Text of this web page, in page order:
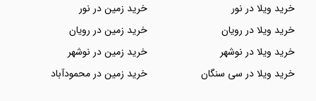
خرید ویلا در نور
خرید ویلا در رویان
خرید ویلا در نوشهر
خرید ویلا در سی سنگان
خرید زمین در نور
خرید زمین در رویان
خرید زمین در نوشهر
خرید زمین در محمودآباد